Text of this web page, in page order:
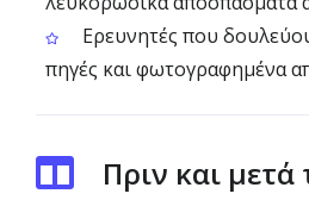
Ερευνητές που
πηγές και φωτογραφημένα
Πριν και